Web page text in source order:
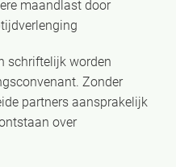
maandlast door
schriftelijk worden
Zonder
partners aansprakelijk
over